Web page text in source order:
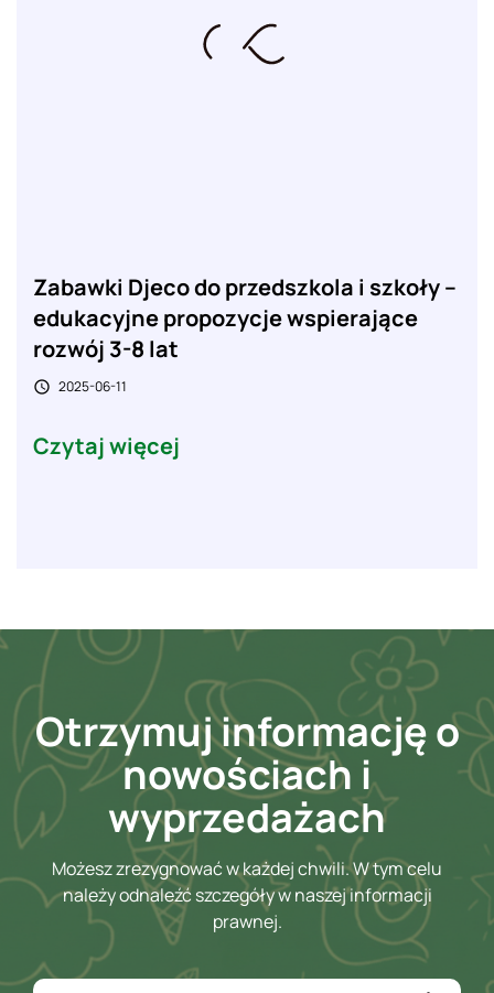
Zabawki Djeco do przedszkola i szkoły –
edukacyjne propozycje wspierające
rozwój 3-8 lat
 2025-06-11
Czytaj więcej
Otrzymuj informację o
nowościach i
wyprzedażach
Możesz zrezygnować w każdej chwili. W tym celu
należy odnaleźć szczegóły w naszej informacji
prawnej.